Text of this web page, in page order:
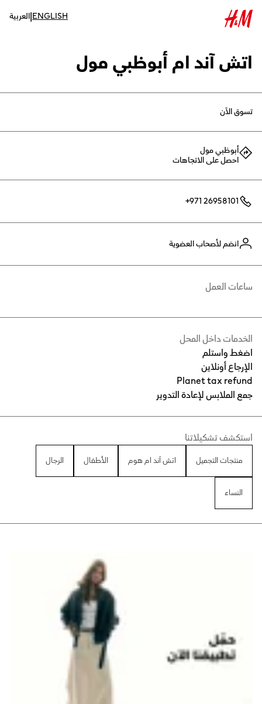
ENGLISH
|العربية
اتش آند ام أبوظبي مول
تسوق الآن
أبوظبي مول
احصل على الاتجاهات
+971 26958101
انضم لأصحاب العضوية
الخدمات داخل المحل
اضغط واستلم
الإرجاع أونلاين
Planet tax refund
جمع الملابس لإعادة التدوير
ساعات العمل
استكشف تشكيلاتنا
منتجات التجميل اتش آند ام هوم الأطفال الرجال
النساء